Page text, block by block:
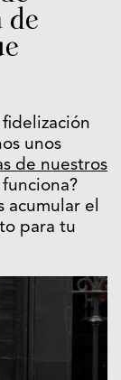
de
unos
de nuestros
funciona?
acumular el
para tu